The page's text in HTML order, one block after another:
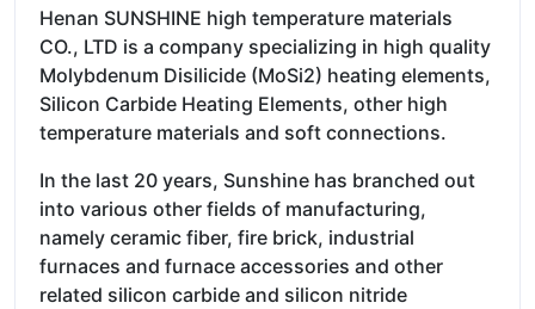
Henan SUNSHINE high temperature materials
CO., LTD is a company specializing in high quality
Molybdenum Disilicide (MoSi2) heating elements,
Silicon Carbide Heating Elements, other high
temperature materials and soft connections.
In the last 20 years, Sunshine has branched out
into various other fields of manufacturing,
namely ceramic fiber, fire brick, industrial
furnaces and furnace accessories and other
related silicon carbide and silicon nitride